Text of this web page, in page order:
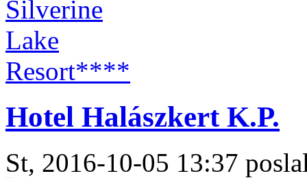
Hotel Halászkert K.P.
St, 2016-10-05 13:37